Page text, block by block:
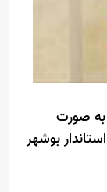
به صورت
بوشهر